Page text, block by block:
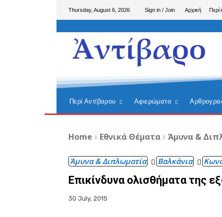
Thursday, August 6, 2026 Sign in / Join Αρχική Περί
Περί Αντίβαρου Αφιερώματα
Home Εθνικά Θέματα Άμυνα &
Άμυνα & Διπλωματία Βαλκάνια
Επικίνδυνα ολισθήματα της
30 July, 2015